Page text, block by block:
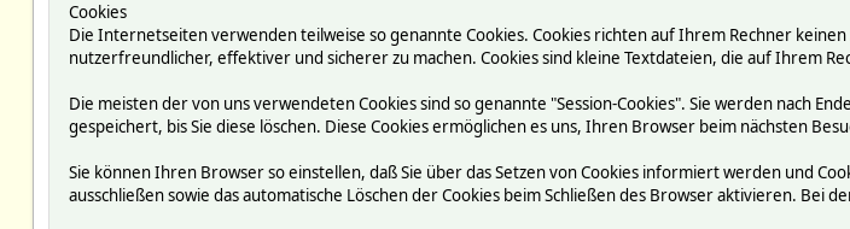
Cookies
Die Internetseiten verwenden teilweise so genannte Cookies. Cookies richten auf Ihrem Rechner
nutzerfreundlicher, effektiver und sicherer zu machen. Cookies sind kleine Textdateien, die auf Ihrem
Die meisten der von uns verwendeten Cookies sind so genannte "Session-Cookies". Sie werden nach
gespeichert, bis Sie diese löschen. Diese Cookies ermöglichen es uns, Ihren Browser beim nächsten
Sie können Ihren Browser so einstellen, daß Sie über das Setzen von Cookies informiert werden und
ausschließen sowie das automatische Löschen der Cookies beim Schließen des Browser aktivieren. Bei